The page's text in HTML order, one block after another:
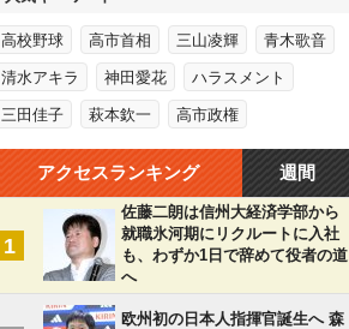
高校野球 高市首相 三山凌輝 青木歌音
清水アキラ 神田愛花 ハラスメント
三田佳子 萩本欽一 高市政権
アクセスランキング 週間
1
佐藤二朗は信州大経済学部から
就職氷河期にリクルートに入社
も、わずか1日で辞めて役者の道
へ
欧州初の日本人指揮官誕生へ 森